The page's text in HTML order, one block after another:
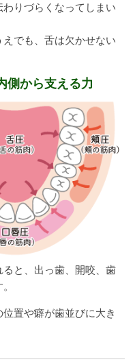
りづらくなってしまい
でも、舌は欠かせない
から支える力
と、出っ歯、開咬、歯
置や癖が歯並びに大き